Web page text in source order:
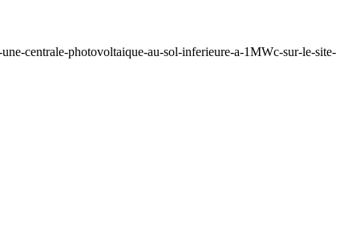
centrale-photovoltaique-au-sol-inferieure-a-1MWc-sur-le-site-